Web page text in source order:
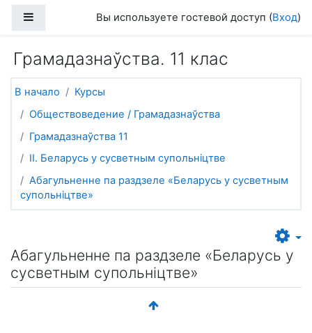
Боковая панельВы используете гостевой доступ (Вход)
Грамадазнаўства. 11 клас
В начало
Курсы
Обществоведение / Грамадазнаўства
Грамадазнаўства 11
II. Беларусь у сусветным супольніцтве
Абагульненне па раздзеле «Беларусь у сусветным
супольніцтве»
Абагульненне па раздзеле «Беларусь у
сусветным супольніцтве»